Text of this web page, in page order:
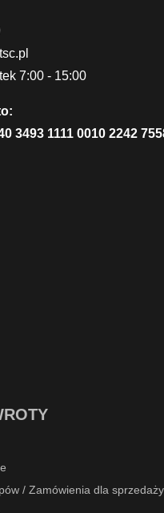
7:00 - 15:00
3493 1111 0010 2242
/ Zamówienia dla